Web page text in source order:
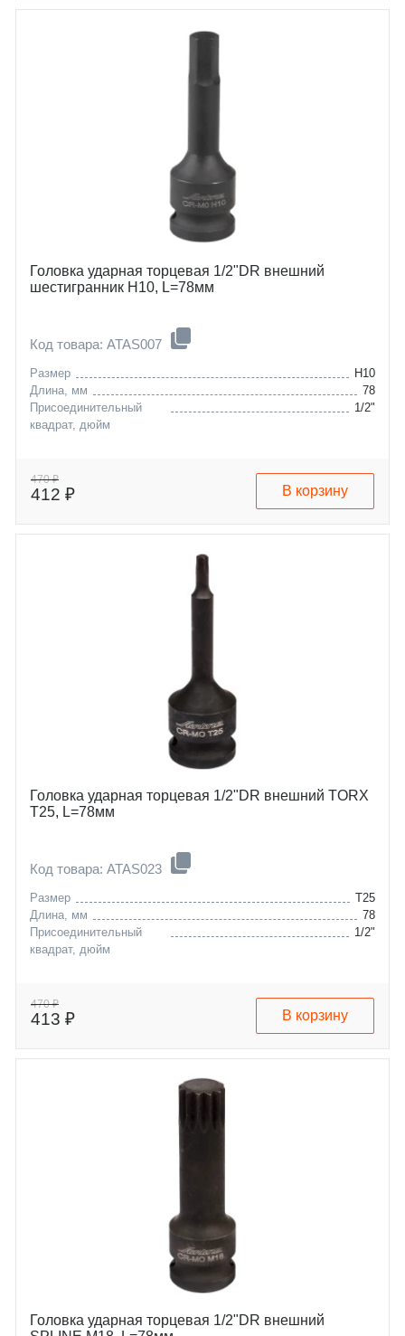
Головка ударная торцевая 1/2"DR внешний
шестигранник H10, L=78мм
Код товара: ATAS007
Размер
H10
Длина, мм
78
Присоединительный
квадрат, дюйм
1/2"
470 ₽
412 ₽ В корзину
Головка ударная торцевая 1/2"DR внешний TORX
T25, L=78мм
Код товара: ATAS023
Размер
T25
Длина, мм
78
Присоединительный
квадрат, дюйм
1/2"
470 ₽
413 ₽ В корзину
Головка ударная торцевая 1/2"DR внешний